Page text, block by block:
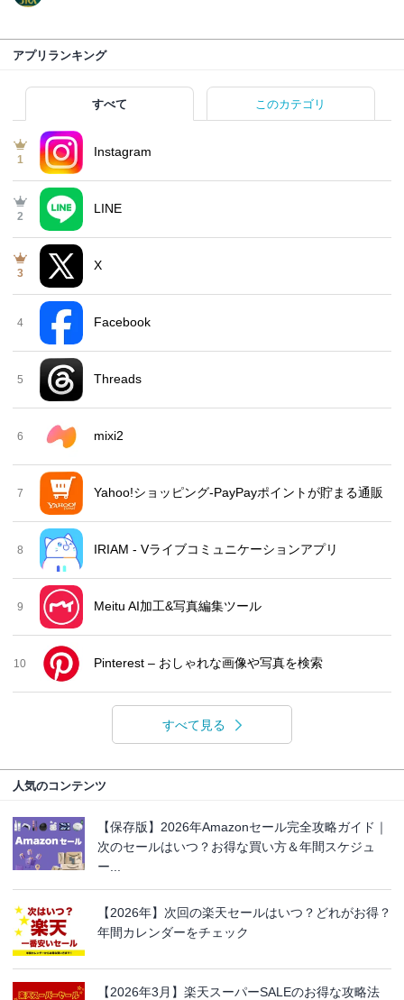
アプリランキング
すべて このカテゴリ
1
Instagram
2
LINE
3
X
4 Facebook
5 Threads
6 mixi2
7 Yahoo!ショッピング-PayPayポイントが貯まる通販
8 IRIAM - Vライブコミュニケーションアプリ
9 Meitu AI加工&写真編集ツール
10 Pinterest – おしゃれな画像や写真を検索
すべて見る
人気のコンテンツ
【保存版】2026年Amazonセール完全攻略ガイド｜
次のセールはいつ？お得な買い方＆年間スケジュ
ー...
【2026年】次回の楽天セールはいつ？どれがお得？
年間カレンダーをチェック
【2026年3月】楽天スーパーSALEのお得な攻略法